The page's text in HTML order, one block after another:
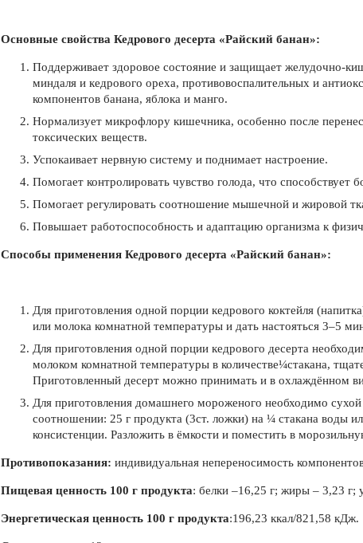
Основные свойства Кедрового десерта «Райский банан»:
Поддерживает здоровое состояние и защищает желудочно-
миндаля и кедрового ореха, противовоспалительных и
компонентов банана, яблока и манго.
Нормализует микрофлору кишечника, особенно после
токсических веществ.
Успокаивает нервную систему и поднимает настроение.
Помогает контролировать чувство голода, что
Помогает регулировать соотношение мышечной и жировой
Повышает работоспособность и адаптацию организма к
Способы применения Кедрового десерта «Райский банан»:
Для приготовления одной порции кедрового коктейля
или молока комнатной температуры и дать настояться 3–5
Для приготовления одной порции кедрового десерта
молоком комнатной температуры в количестве¼стакана,
Приготовленный десерт можно принимать и в охлаждённом
Для приготовления домашнего мороженого необходимо
соотношении: 25 г продукта (3ст. ложки) на ¼ стакана воды
консистенции. Разложить в ёмкости и поместить в
Противопоказания: индивидуальная непереносимость
Пищевая ценность 100 г продукта: белки –16,25 г; жиры – 3,23 г;
Энергетическая ценность 100 г продукта:196,23 ккал/821,58 кДж.